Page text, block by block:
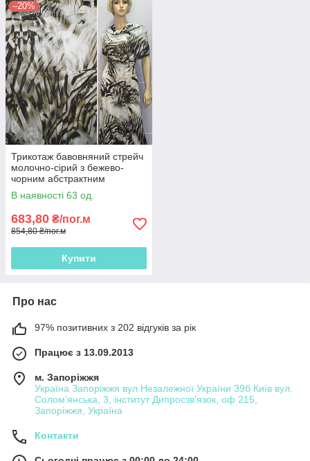
–20%
Трикотаж бавовняний стрейч
молочно-сірий з бежево-
чорним абстрактним
малюнком ш.143
В наявності 63 од.
683,80 ₴/пог.м
854,80 ₴/пог.м
Купити
Про нас
97% позитивних з 202 відгуків за рік
Працює з 13.09.2013
м. Запоріжжя
Україна Запоріжжя вул.Незалежної України 39б Київ вул.
Солом'янська, 3, інститут Дипросзв'язок, оф 215,
Запоріжжя, Україна
Контакти